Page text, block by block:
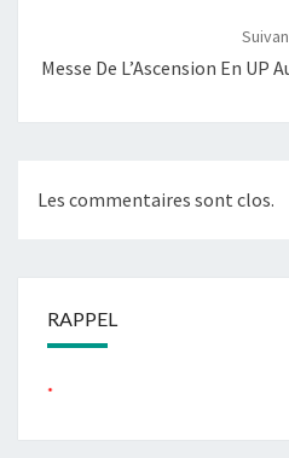
Messe De L’Ascension En UP
Les commentaires sont clos.
RAPPEL